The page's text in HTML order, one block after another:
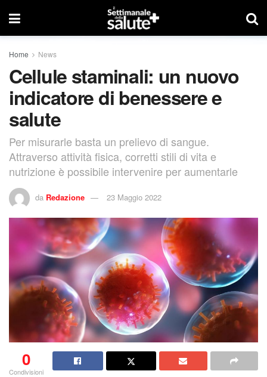
Home News
Cellule staminali: un nuovo
indicatore di benessere e
salute
Per misurarle basta un prelievo di sangue.
Attraverso attività fisica, corretti stili di vita e
nutrizione è possibile intervenire per aumentarle
da Redazione 23 Maggio 2022
0
Condivisioni